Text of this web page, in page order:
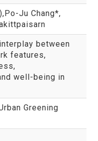
,Po-Ju Chang*,
between
features,
well-being in
Greening